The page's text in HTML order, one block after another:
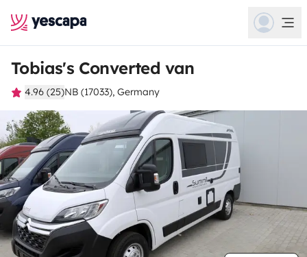
Tobias's Converted van
4.96 (25)NB (17033), Germany